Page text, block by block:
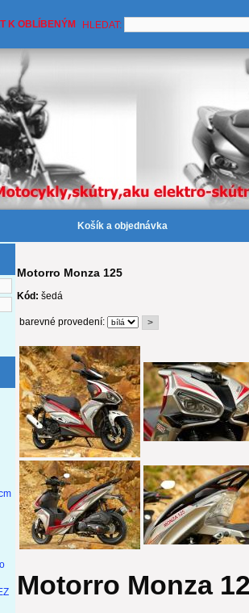
K OBLÍBENÝM HLEDAT:
Košík a objednávka
Motorro Monza 125
Kód: šedá
barevné provedení:
Motorro Monza